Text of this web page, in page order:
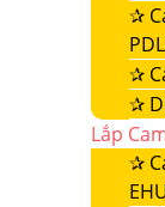
✰
✰
✰
Lắp
✰